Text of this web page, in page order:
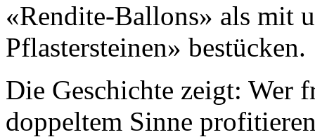
«Rendite-Ballons» als mit
Pflastersteinen» bestücken.
Die Geschichte zeigt: Wer
doppeltem Sinne